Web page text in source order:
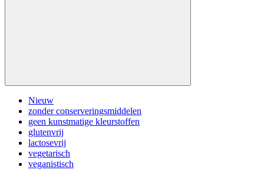
Nieuw
zonder conserveringsmiddelen
geen kunstmatige kleurstoffen
glutenvrij
lactosevrij
vegetarisch
veganistisch